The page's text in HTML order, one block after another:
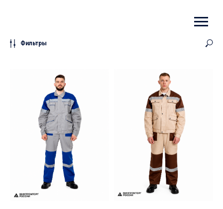
Фильтры